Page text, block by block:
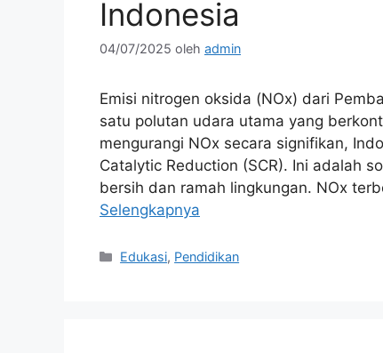
Indonesia
04/07/2025 oleh admin
Emisi nitrogen oksida (NOx) dari
satu polutan udara utama yang
mengurangi NOx secara signifikan,
Catalytic Reduction (SCR). Ini adalah
bersih dan ramah lingkungan. NOx
Selengkapnya
Kategori
Edukasi, Pendidikan